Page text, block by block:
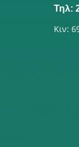
Τηλ:
Κιν: